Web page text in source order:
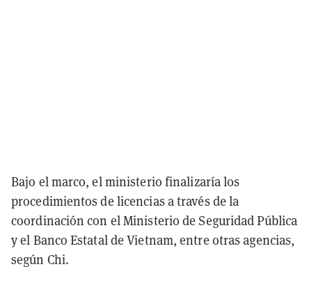
Bajo el marco, el ministerio finalizaría los
procedimientos de licencias a través de la
coordinación con el Ministerio de Seguridad Pública
y el Banco Estatal de Vietnam, entre otras agencias,
según Chi.